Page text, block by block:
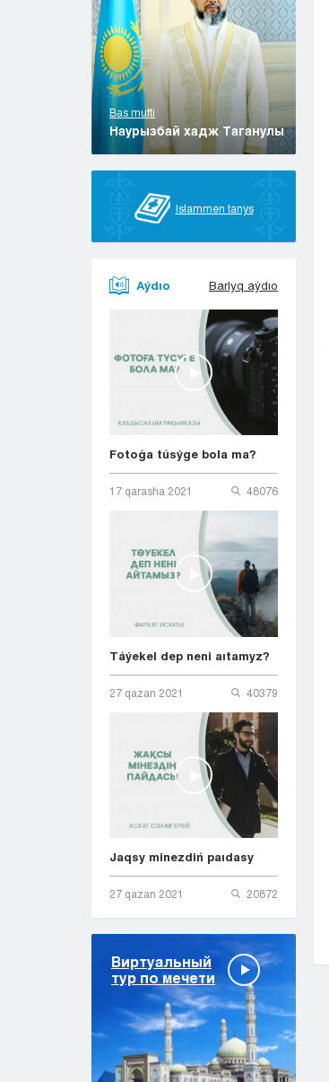
Bas mufti
Наурызбай хадж Таганулы
Islammen tanys
Aýdıo Barlyq aýdıo
Fotoǵa túsýge bola ma?
17 qarasha 2021 48076
Táýekel dep neni aıtamyz?
27 qazan 2021 40379
Jaqsy minezdiń paıdasy
27 qazan 2021 20872
Виртуальный
тур по мечети